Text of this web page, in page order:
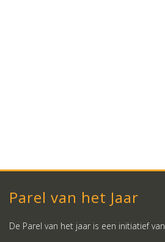
Parel van het Jaar
De Parel van het jaar is een initiatief van